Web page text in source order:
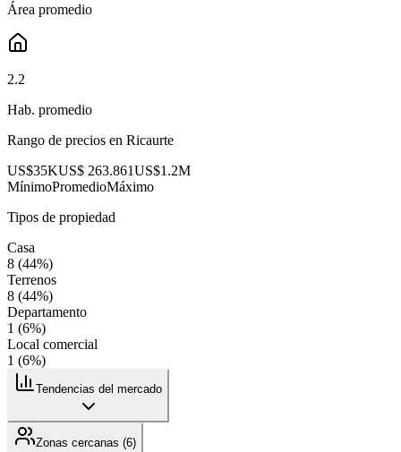
Área promedio
2.2
Hab. promedio
Rango de precios en Ricaurte
US$35KUS$ 263.861US$1.2M
MínimoPromedioMáximo
Tipos de propiedad
Casa
8 (44%)
Terrenos
8 (44%)
Departamento
1 (6%)
Local comercial
1 (6%)
Tendencias del mercado
Zonas cercanas (6)